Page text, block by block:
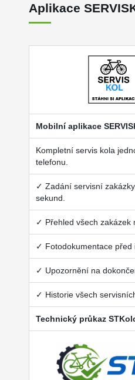
Aplikace
Mobilní aplikace
Kompletní servis kola
telefonu.
✓ Zadání servisní
sekund.
✓ Přehled všech zakázek
✓ Fotodokumentace před
✓ Upozornění na
✓ Historie všech
Technický průkaz